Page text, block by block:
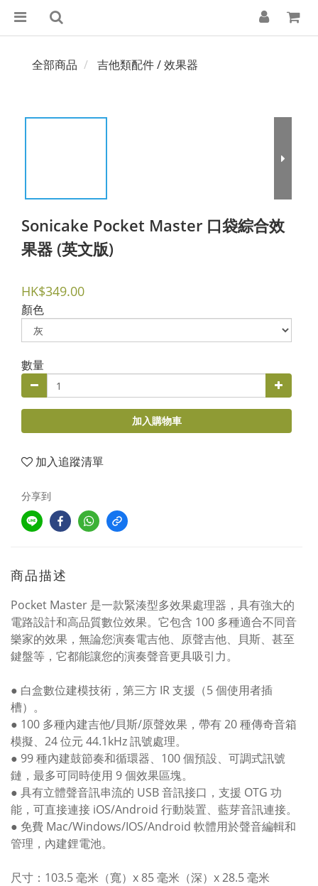
全部商品 吉他類配件 / 效果器
Sonicake Pocket Master 口袋綜合效
果器 (英文版)
HK$349.00
顏色
數量
加入購物車
加入追蹤清單
分享到
商品描述
Pocket Master 是一款緊湊型多效果處理器，具有強大的
電路設計和高品質數位效果。它包含 100 多種適合不同音
樂家的效果，無論您演奏電吉他、原聲吉他、貝斯、甚至
鍵盤等，它都能讓您的演奏聲音更具吸引力。
● 白盒數位建模技術，第三方 IR 支援（5 個使用者插
槽）。
● 100 多種內建吉他/貝斯/原聲效果，帶有 20 種傳奇音箱
模擬、24 位元 44.1kHz 訊號處理。
● 99 種內建鼓節奏和循環器、100 個預設、可調式訊號
鏈，最多可同時使用 9 個效果區塊。
● 具有立體聲音訊串流的 USB 音訊接口，支援 OTG 功
能，可直接連接 iOS/Android 行動裝置、藍芽音訊連接。
● 免費 Mac/Windows/IOS/Android 軟體用於聲音編輯和
管理，內建鋰電池。
尺寸：103.5 毫米（寬）x 85 毫米（深）x 28.5 毫米